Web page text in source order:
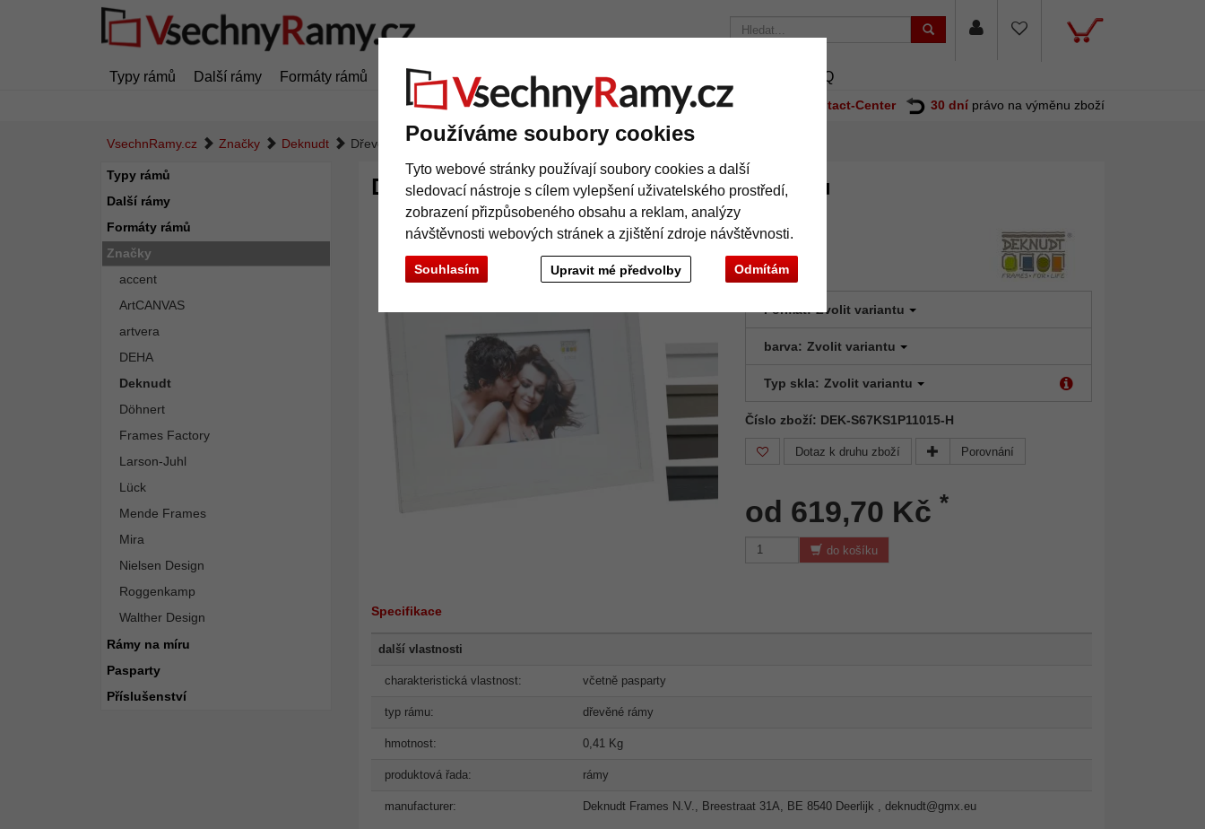
Používáme soubory cookies
Tyto webové stránky používají soubory cookies a další
sledovací nástroje s cílem vylepšení uživatelského prostředí,
zobrazení přizpůsobeného obsahu a reklam, analýzy
návštěvnosti webových stránek a zjištění zdroje návštěvnosti.
Souhlasím Odmítám
Upravit mé předvolby
Typy rámů Další rámy Formáty rámů Značky Rámy na míru Pasparty FAQ
Přepravní náklady 390 Kč +49 30 235 949 085 Contact-Center 30 dní právo na výměnu zboží
VsechnRamy.cz Značky Deknudt Dřevěný rám Ramillies s dřevěnou paspartou
Typy rámů
Další rámy
Formáty rámů
Značky
accent
ArtCANVAS
artvera
DEHA
Deknudt
Döhnert
Frames Factory
Larson-Juhl
Lück
Mende Frames
Mira
Nielsen Design
Roggenkamp
Walther Design
Rámy na míru
Pasparty
Příslušenství
Dřevěný rám Ramillies s dřevěnou paspartou
Formát: Zvolit variantu
barva: Zvolit variantu
Typ skla: Zvolit variantu
Číslo zboží: DEK-S67KS1P11015-H
Dotaz k druhu zboží Porovnání
od 619,70 Kč *
do košíku
Specifikace
další vlastnosti
charakteristická vlastnost: včetně pasparty
typ rámu: dřevěné rámy
hmotnost: 0,41 Kg
produktová řada: rámy
manufacturer: Deknudt Frames N.V., Breestraat 31A, BE 8540 Deerlijk , deknudt@gmx.eu